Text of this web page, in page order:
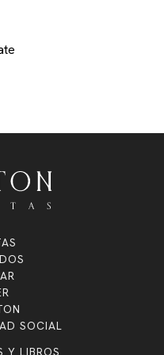
SOCIAL
Y LIBROS